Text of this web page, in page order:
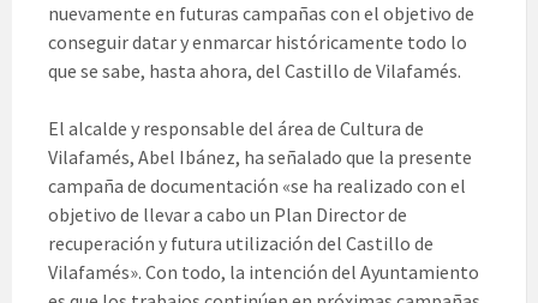
nuevamente en futuras campañas con el objetivo de
conseguir datar y enmarcar históricamente todo lo
que se sabe, hasta ahora, del Castillo de Vilafamés.
El alcalde y responsable del área de Cultura de
Vilafamés, Abel Ibánez, ha señalado que la presente
campaña de documentación «se ha realizado con el
objetivo de llevar a cabo un Plan Director de
recuperación y futura utilización del Castillo de
Vilafamés». Con todo, la intención del Ayuntamiento